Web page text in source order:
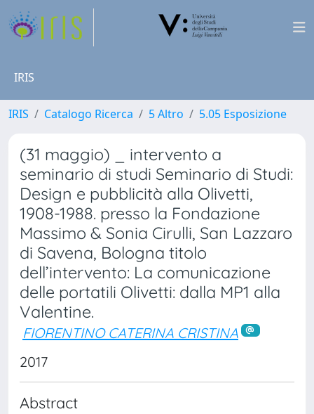
IRIS
IRIS Catalogo Ricerca 5 Altro 5.05 Esposizione
(31 maggio) _ intervento a
seminario di studi Seminario di Studi:
Design e pubblicità alla Olivetti,
1908-1988. presso la Fondazione
Massimo & Sonia Cirulli, San Lazzaro
di Savena, Bologna titolo
dell’intervento: La comunicazione
delle portatili Olivetti: dalla MP1 alla
Valentine.
FIORENTINO CATERINA CRISTINA
2017
Abstract